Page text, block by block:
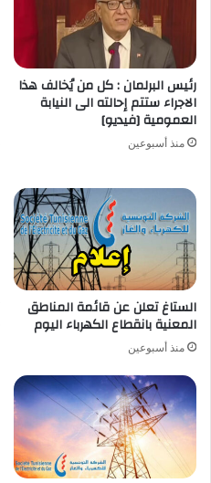
رئيس البرلمان : كل من يُخالف هذا
الاجراء ستتم إحالته الى النيابة
العمومية [فيديو]
منذ أسبوعين
الستاغ تعلن عن قائمة المناطق
المعنية بانقطاع الكهرباء اليوم
منذ أسبوعين